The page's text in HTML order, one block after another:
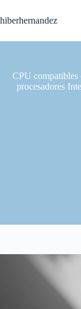
al
contenido
hiberhernandez
CPU compatibles
procesadores